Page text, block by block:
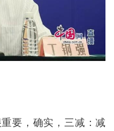
要，确实，三减：减